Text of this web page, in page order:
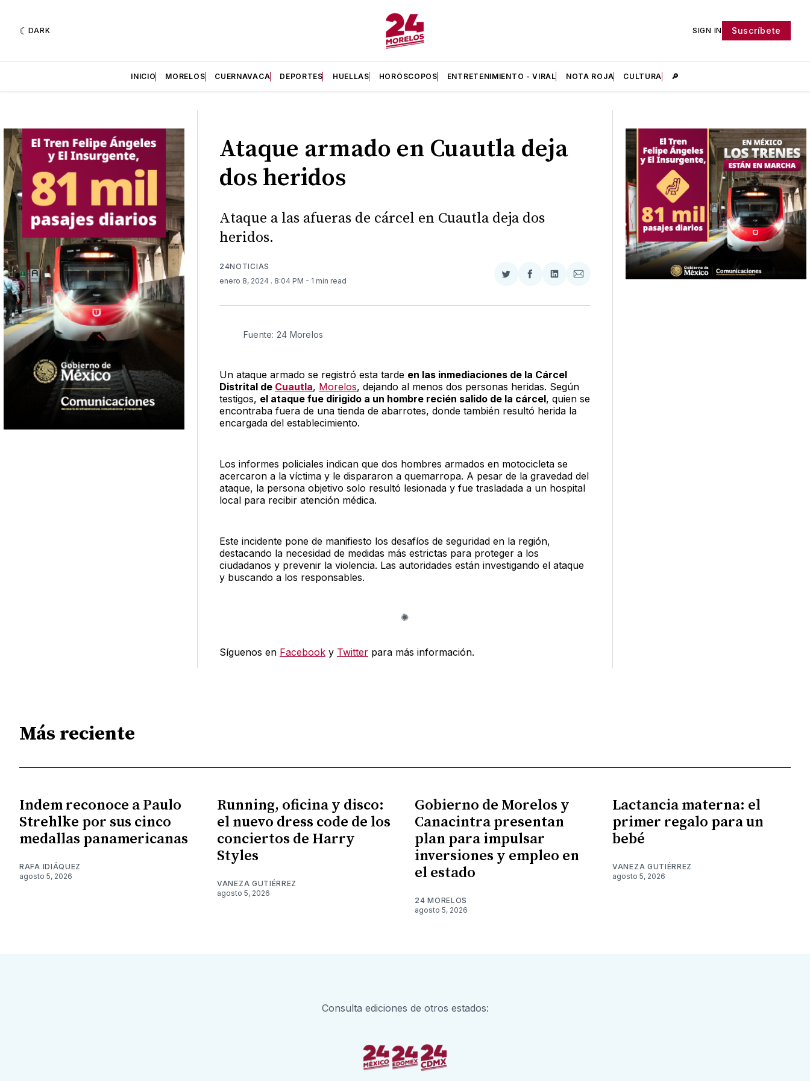
DARK SIGN IN Suscríbete
INICIO MORELOS CUERNAVACA DEPORTES HUELLAS HORÓSCOPOS ENTRETENIMIENTO - VIRAL NOTA ROJA CULTURA 🔎
Ataque armado en Cuautla deja
dos heridos
Ataque a las afueras de cárcel en Cuautla deja dos
heridos.
24NOTICIAS
enero 8, 2024 . 8:04 PM - 1 min read
Compartir
Twitter
Compartir
Facebook
Compartir
LinkedIn
Compartir
Email
Fuente: 24 Morelos
Un ataque armado se registró esta tarde en las inmediaciones de la Cárcel
Distrital de Cuautla, Morelos, dejando al menos dos personas heridas. Según
testigos, el ataque fue dirigido a un hombre recién salido de la cárcel, quien se
encontraba fuera de una tienda de abarrotes, donde también resultó herida la
encargada del establecimiento.
Los informes policiales indican que dos hombres armados en motocicleta se
acercaron a la víctima y le dispararon a quemarropa. A pesar de la gravedad del
ataque, la persona objetivo solo resultó lesionada y fue trasladada a un hospital
local para recibir atención médica.
Este incidente pone de manifiesto los desafíos de seguridad en la región,
destacando la necesidad de medidas más estrictas para proteger a los
ciudadanos y prevenir la violencia. Las autoridades están investigando el ataque
y buscando a los responsables.
Síguenos en Facebooky Twitterpara más información.
Más reciente
Indem reconoce a Paulo
Strehlke por sus cinco
medallas panamericanas
RAFA IDIÁQUEZ
agosto 5, 2026
Running, oficina y disco:
el nuevo dress code de los
conciertos de Harry
Styles
VANEZA GUTIÉRREZ
agosto 5, 2026
Gobierno de Morelos y
Canacintra presentan
plan para impulsar
inversiones y empleo en
el estado
24 MORELOS
agosto 5, 2026
Lactancia materna: el
primer regalo para un
bebé
VANEZA GUTIÉRREZ
agosto 5, 2026
Consulta ediciones de otros estados: